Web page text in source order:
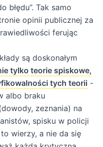
błędu”. Tak samo
opinii publicznej za
ferując
są doskonałym
tylko teorie spiskowe,
tych teorii -
albo braku
zeznania) na
spisku w policji
wierzy, a nie da się